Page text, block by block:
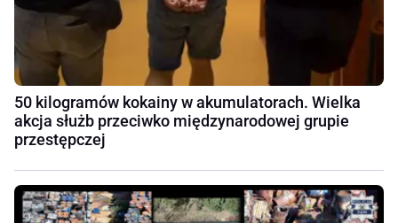
50 kilogramów kokainy w akumulatorach. Wielka
akcja służb przeciwko międzynarodowej grupie
przestępczej